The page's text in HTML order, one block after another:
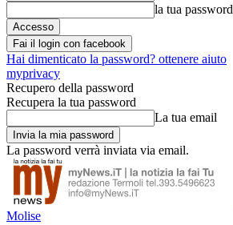
la tua password
Fai il login con facebook
Hai dimenticato la password? ottenere aiuto
myprivacy
Recupero della password
Recupera la tua password
La tua email
La password verrà inviata via email.
Molise